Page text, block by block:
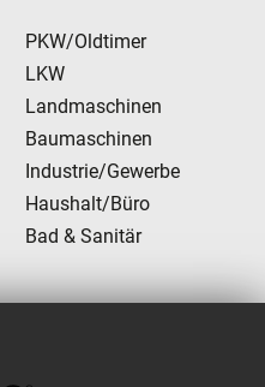
PKW/Oldtimer
LKW
Landmaschinen
Baumaschinen
Industrie/Gewerbe
Haushalt/Büro
Bad & Sanitär